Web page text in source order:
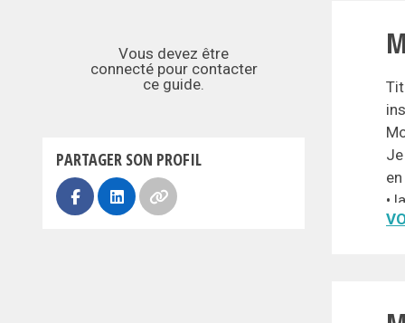
Vous devez être
connecté pour contacter
ce guide.
PARTAGER SON PROFIL
•
•